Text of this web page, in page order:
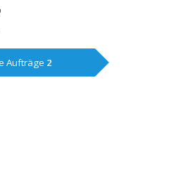
Aufträge 2